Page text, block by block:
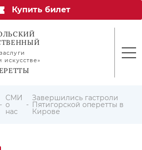
Купить билет
искусстве»
СМИ
о
нас
Завершились гастроли
Пятигорской оперетты в
Кирове